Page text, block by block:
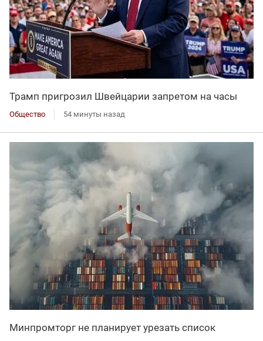
Трамп пригрозил Швейцарии запретом на часы
Общество 54 минуты назад
Минпромторг не планирует урезать список